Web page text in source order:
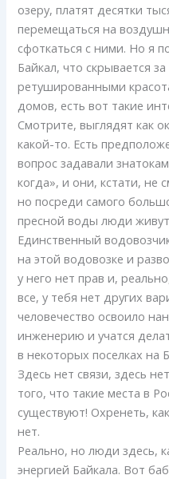
озеру, платят десятки
перемещаться на
сфоткаться с ними. Но я
Байкал, что скрывается
ретушированными
домов, есть вот такие
Смотрите, выглядят как
какой-то. Есть
вопрос задавали
когда», и они, кстати, не
но посреди самого
пресной воды люди
Единственный
на этой водовозке и
у него нет прав и,
все, у тебя нет других
человечество освоило
инженерию и учатся
в некоторых поселках на
Здесь нет связи, здесь
того, что такие места в
существуют! Охренеть,
нет.
Реально, но люди здесь,
энергией Байкала. Вот